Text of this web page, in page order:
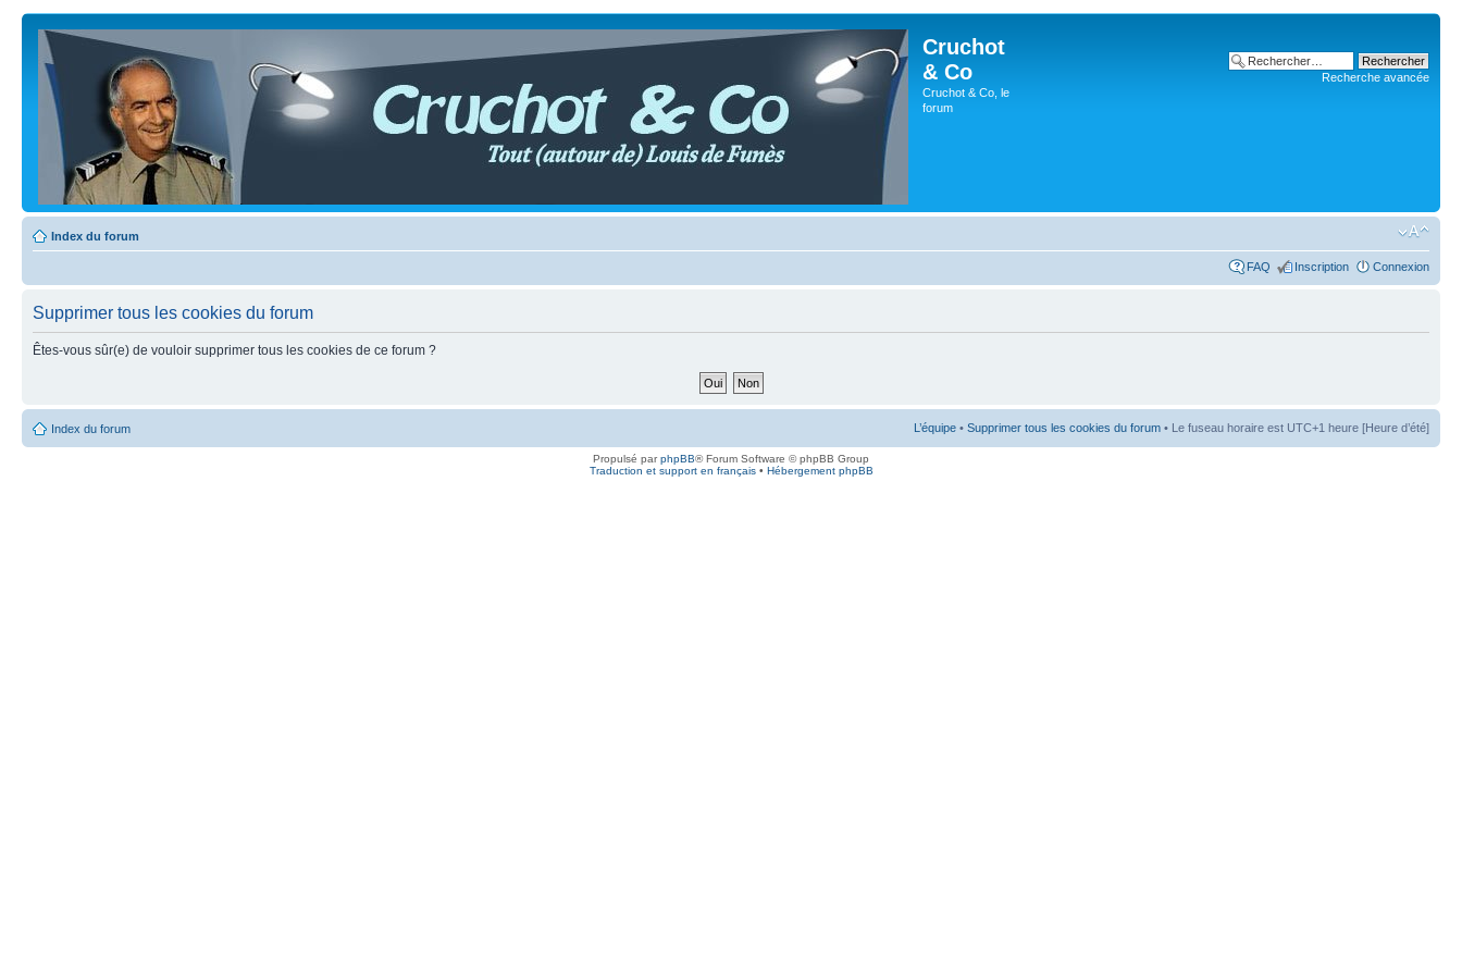
Cruchot
& Co
Cruchot & Co, le
forum
Recherche avancée
Index du forum
FAQ Inscription Connexion
Supprimer tous les cookies du forum
Êtes-vous sûr(e) de vouloir supprimer tous les cookies de ce forum ?
Index du forum L’équipe • Supprimer tous les cookies du forum • Le fuseau horaire est UTC+1 heure [Heure d’été]
Propulsé parphpBB® Forum Software © phpBB Group
Traduction et support en français• Hébergement phpBB